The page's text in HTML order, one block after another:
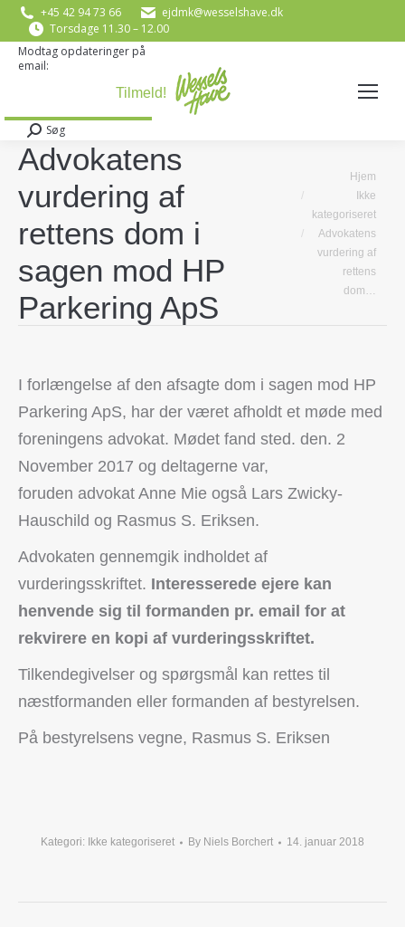
+45 42 94 73 66
ejdmk@wesselshave.dk
Torsdage 11.30 – 12.00
Modtag opdateringer på
email:
Search:
Søg
Advokatens
vurdering af
rettens dom i
sagen mod HP
Parkering ApS
You are here:
Hjem
Ikke
kategoriseret
Advokatens
vurdering af
rettens
dom…
I forlængelse af den afsagte dom i sagen mod HP
Parkering ApS, har der været afholdt et møde med
foreningens advokat. Mødet fand sted. den. 2
November 2017 og deltagerne var,
foruden advokat Anne Mie også Lars Zwicky-
Hauschild og Rasmus S. Eriksen.
Advokaten gennemgik indholdet af
vurderingsskriftet. Interesserede ejere kan
henvende sig til formanden pr. email for at
rekvirere en kopi af vurderingsskriftet.
Tilkendegivelser og spørgsmål kan rettes til
næstformanden eller formanden af bestyrelsen.
På bestyrelsens vegne, Rasmus S. Eriksen
Kategori: Ikke kategoriseret By Niels Borchert 14. januar 2018